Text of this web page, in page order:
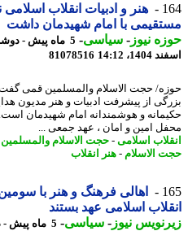
هنر و ادبیات انقلاب اسلامی
با امام شهیدمان داشت
نیوز-سیاسی-
5 ماه
14:12
81078516
حجت الاسلام والمسلمین قمی گفت:
از پیشرفت ادبیات و هنر مدیون هدایت
و هوشمندانه امام شهیدمان است. -
امین و امان ، عهد جمعی ...
اسلامی-حجت الاسلام والمسلمین-
الاسلام-هنر انقلاب
اهالی فرهنگ و هنر با سومین
اسلامی عهد بستند
نیوز-سیاسی-